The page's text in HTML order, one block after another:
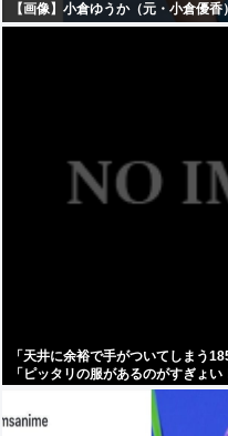
【画像】小倉ゆうか（元・小倉優
「天井に余裕で手がついてしまう
「ピッタリの服があるのがすぎょい